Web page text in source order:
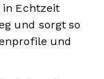
in Echtzeit
und sorgt so
und